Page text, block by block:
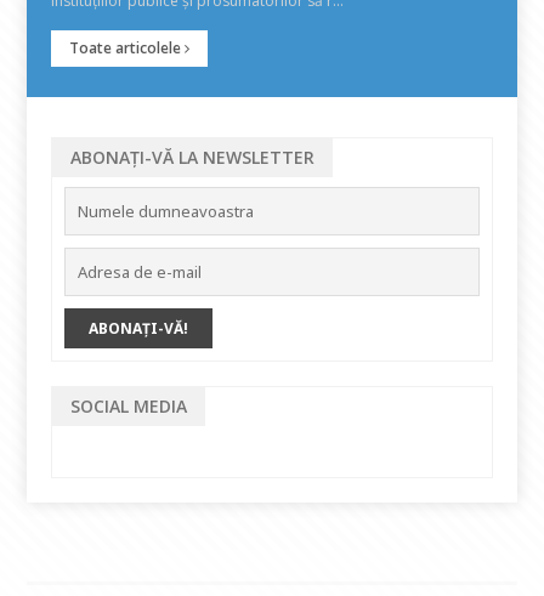
Toate articolele
ABONAȚI-VĂ LA NEWSLETTER
SOCIAL MEDIA